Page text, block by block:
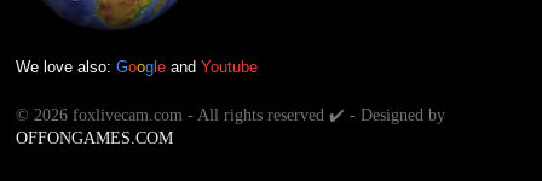
We love also: Goog e and Youtube
© 2026 foxlivecam.com - All rights reserved ✔️ - Designed by
OFFONGAMES.COM